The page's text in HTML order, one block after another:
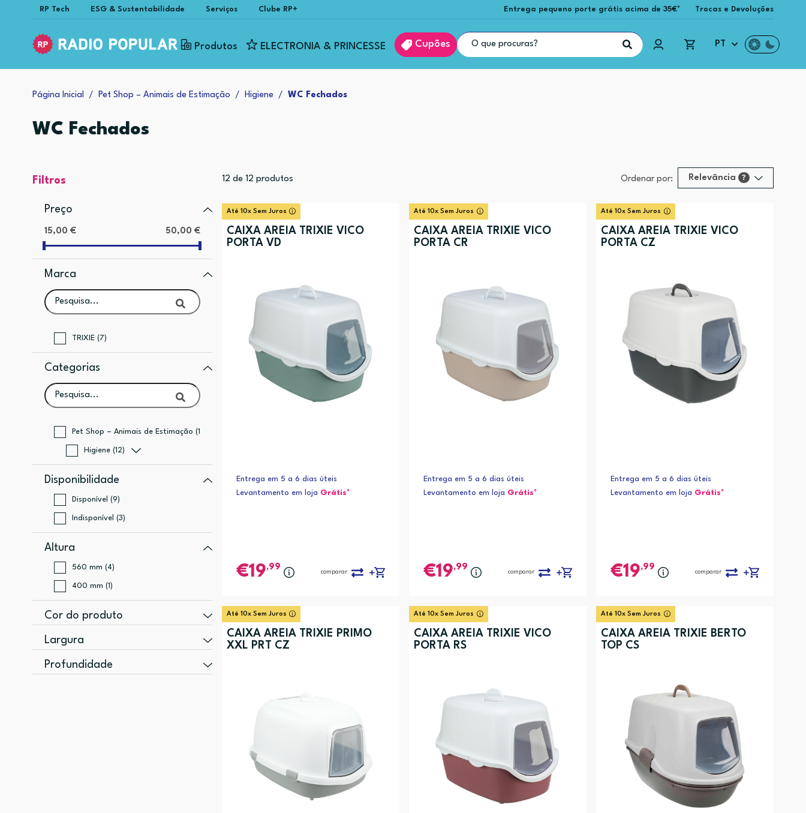
RP Tech ESG & Sustentabilidade Serviços Clube RP+ Entrega pequeno porte grátis acima de 35€* Trocas e Devoluções
Produtos ELECTRONIA & PRINCESSE Cupões PT
Página Inicial Pet Shop – Animais de Estimação Higiene WC Fechados
WC Fechados
Filtros
Preço
15,00 € 50,00 €
Marca
TRIXIE (7)
Categorias
Pet Shop – Animais de Estimação (12)
Higiene (12)
Disponibilidade
Disponível (9)
Indisponível (3)
Altura
560 mm (4)
400 mm (1)
Cor do produto
Verde, Branco (1)
Largura
400 mm (5)
Profundidade
12 de 12 produtos Ordenar por: Relevância ?
Até 10x Sem Juros
CAIXA AREIA TRIXIE VICO
PORTA VD
Entrega em 5 a 6 dias úteis
Levantamento em loja Grátis*
19,99
comparar
Até 10x Sem Juros
CAIXA AREIA TRIXIE VICO
PORTA CR
Entrega em 5 a 6 dias úteis
Levantamento em loja Grátis*
19,99
comparar
Até 10x Sem Juros
CAIXA AREIA TRIXIE VICO
PORTA CZ
Entrega em 5 a 6 dias úteis
Levantamento em loja Grátis*
19,99
comparar
Até 10x Sem Juros
CAIXA AREIA TRIXIE PRIMO
XXL PRT CZ
Até 10x Sem Juros
CAIXA AREIA TRIXIE VICO
PORTA RS
Até 10x Sem Juros
CAIXA AREIA TRIXIE BERTO
TOP CS